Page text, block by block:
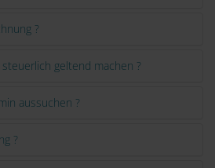
?
geltend machen ?
aussuchen ?
?